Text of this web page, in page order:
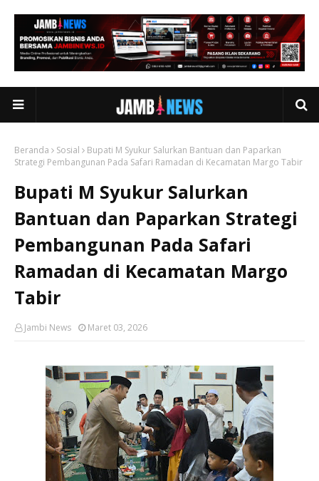
Beranda Sosial
Bupati M Syukur Salurkan Bantuan dan Paparkan
Strategi Pembangunan Pada Safari Ramadan di Kecamatan Margo Tabir
Bupati M Syukur Salurkan
Bantuan dan Paparkan Strategi
Pembangunan Pada Safari
Ramadan di Kecamatan Margo
Tabir
Jambi News Maret 03, 2026